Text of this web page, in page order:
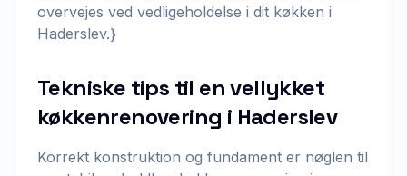
overvejes ved vedligeholdelse i dit køkken i
Haderslev.}
Tekniske tips til en vellykket
køkkenrenovering i Haderslev
Korrekt konstruktion og fundament er nøglen til